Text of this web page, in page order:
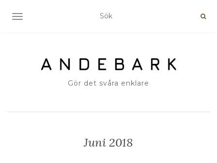
SLÅ PÅ/AV NAVIGERING
Gör det svåra enklare
Juni 2018